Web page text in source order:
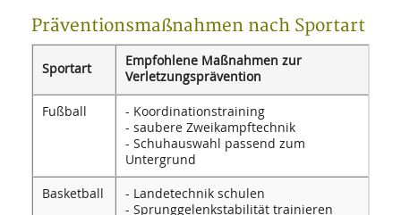
Präventionsmaßnahmen nach Sportart
Sportart
Empfohlene Maßnahmen zur
Verletzungsprävention
Fußball
- Koordinationstraining
- saubere Zweikampftechnik
- Schuhauswahl passend zum
Untergrund
Basketball
- Landetechnik schulen
- Sprunggelenkstabilität trainieren